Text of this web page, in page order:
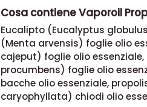
Cosa contiene Vaporoil
Eucalipto (Eucalyptus
(Menta arvensis) foglie olio
cajeput) foglie olio
procumbens) foglie olio
bacche olio essenziale,
caryophyllata) chiodi olio